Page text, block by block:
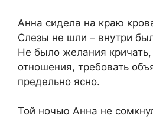
Анна сидела на краю
Слезы не шли – внутри
Не было желания
отношения, требовать
предельно ясно.
Той ночью Анна не